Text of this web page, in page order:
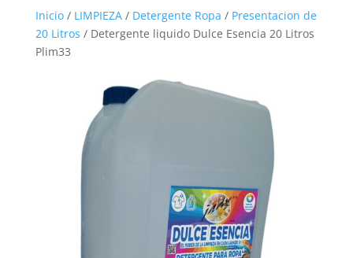
Inicio/ LIMPIEZA/ Detergente Ropa / Presentacion de
20 Litros / Detergente liquido Dulce Esencia 20 Litros
Plim33